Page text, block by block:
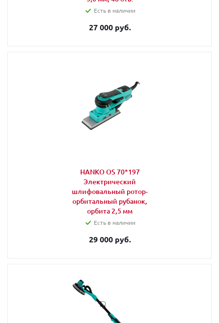
Есть в наличии
27 000 руб.
HANKO OS 70*197
Электрический
шлифовальный ротор-
орбитальный рубанок,
орбита 2,5 мм
Есть в наличии
29 000 руб.